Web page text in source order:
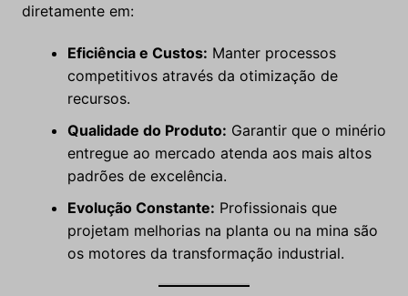
diretamente em:
Eficiência e Custos: Manter processos
competitivos através da otimização de
recursos.
Qualidade do Produto: Garantir que o minério
entregue ao mercado atenda aos mais altos
padrões de excelência.
Evolução Constante: Profissionais que
projetam melhorias na planta ou na mina são
os motores da transformação industrial.